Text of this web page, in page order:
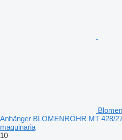
Anhänger BLOMENRÖHR MT 428/
maquinaria
10